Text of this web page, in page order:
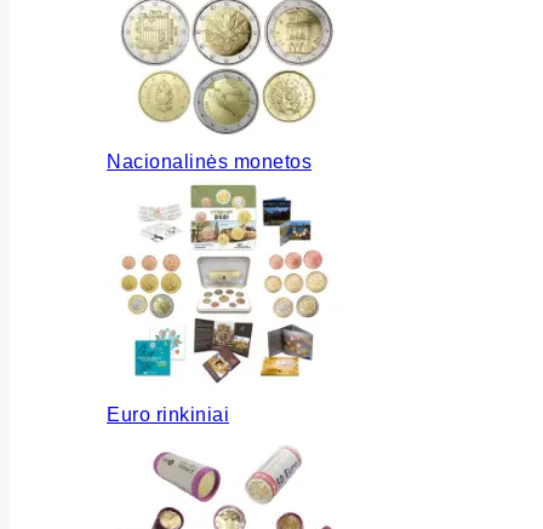
Nacionalinės monetos
Euro rinkiniai